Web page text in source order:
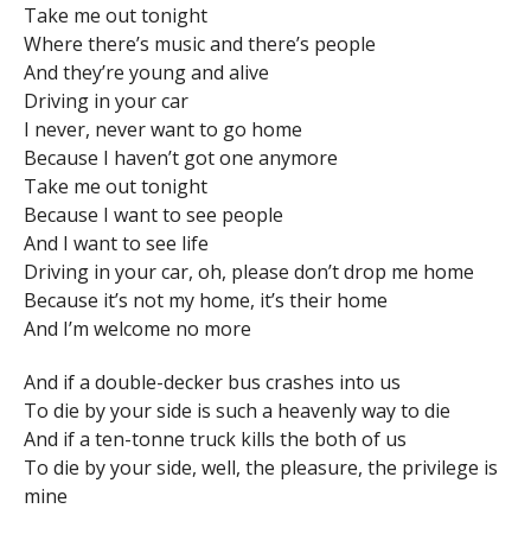
Take me out tonight
Where there’s music and there’s people
And they’re young and alive
Driving in your car
I never, never want to go home
Because I haven’t got one anymore
Take me out tonight
Because I want to see people
And I want to see life
Driving in your car, oh, please don’t drop me home
Because it’s not my home, it’s their home
And I’m welcome no more
And if a double-decker bus crashes into us
To die by your side is such a heavenly way to die
And if a ten-tonne truck kills the both of us
To die by your side, well, the pleasure, the privilege is
mine